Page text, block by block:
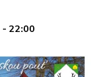
- 22:00